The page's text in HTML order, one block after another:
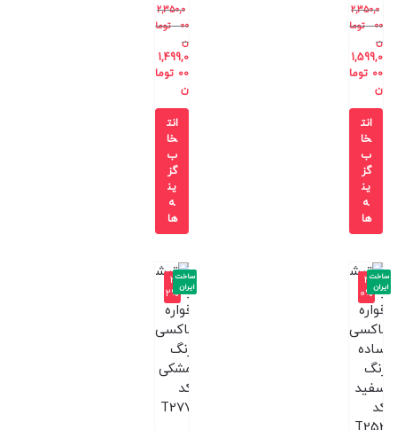
2,350,0
00
توما
ن
1,599,0
00 توما
ن
انت
خا
ب
گز
ین
ه
ها
2,350,0
00
توما
ن
1,499,0
00 توما
ن
انت
خا
ب
گز
ین
ه
ها
-4
0%
ساخت
ایران
-3
2%
ساخت
ایران